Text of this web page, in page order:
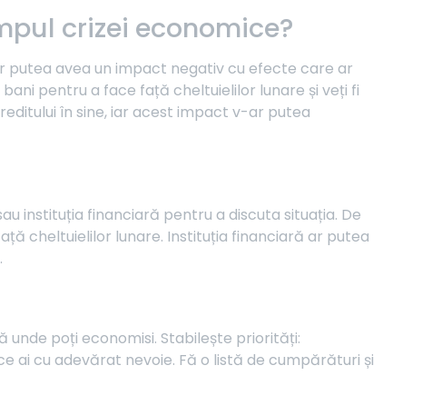
crizei economice?
putea avea un impact negativ cu efecte care ar
pentru a face față cheltuielilor lunare și veți fi
în sine, iar acest impact v-ar putea
instituția financiară pentru a discuta situația. De
cheltuielilor lunare. Instituția financiară ar putea
unde poți economisi. Stabilește priorități:
ai cu adevărat nevoie. Fă o listă de cumpărături și